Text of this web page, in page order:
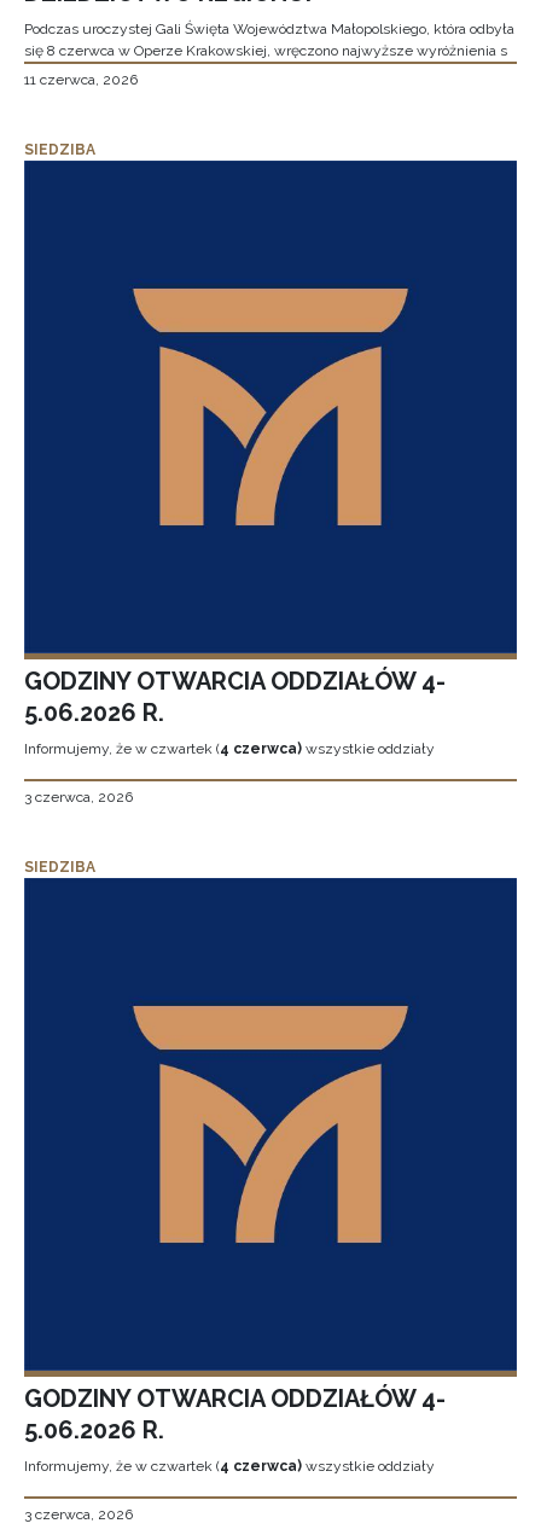
Podczas uroczystej Gali Święta Województwa Małopolskiego, która odbyła
się 8 czerwca w Operze Krakowskiej, wręczono najwyższe wyróżnienia s
11 czerwca, 2026
SIEDZIBA
GODZINY OTWARCIA ODDZIAŁÓW 4-
5.06.2026 R.
Informujemy, że w czwartek (4 czerwca) wszystkie oddziały
3 czerwca, 2026
SIEDZIBA
GODZINY OTWARCIA ODDZIAŁÓW 4-
5.06.2026 R.
Informujemy, że w czwartek (4 czerwca) wszystkie oddziały
3 czerwca, 2026